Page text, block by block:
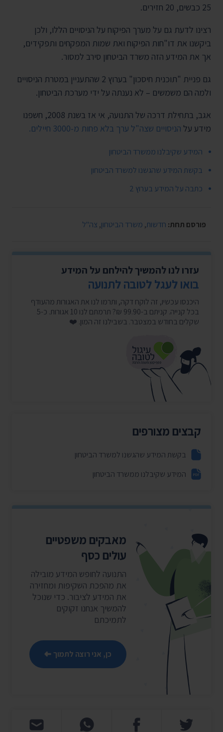
25 כבשים, 20 חזירים.
רצינו לדעת גם על מערך הפיקוח על הניסויים הללו, ולכן
ביקשנו את דו"חות הפיקוח ואת שמות המפקחים ותפקידים,
אך את המידע הזה משרד הביטחון סירב למסור.
גם פניית "תוכנית חיסכון" בערוץ 2 שהתעניין במטרת הניסויים
ולמה הם משמשים – לא נענתה על ידי מערכת הביטחון.
אגב, בתחילת דרכה של התנועה, אי אז בשנת 2008, חשפנו
מידע על הניסויים שצה"ל ערך בלא פחות מ-3000 חיילים.
המידע שקיבלנו ממשרד הביטחון
בקשת המידע שהגשנו למשרד הביטחון
כתבה על המידע בערוץ 2
פורסם תחת: חדשות, משרד הביטחון, צה"ל
עזרו לנו להמשיך להילחם על המידע
בואו לעגל לטובה לתנועה
היכנסו עכשיו, זה לוקח דקה, ותרמו לנו את האגורות מהעודף
בכל קנייה. קניתם ב-99.90 ₪? תרמתם לנו 10 אגורות. כ-5
שקלים בחודש במצטבר. בשבילנו זה המון. ❤️
קבצים מצורפים
בקשת המידע שהגשנו למשרד הביטחון
המידע שקיבלנו ממשרד הביטחון
מאבקים משפטיים
עולים כסף
התנועה לחופש המידע מובילה
את מהפכת השקיפות ומחזירה
את המידע לציבור. כדי שנוכל
להמשיך אנחנו זקוקים
לתמיכתם
כן, אני רוצה לתמוך